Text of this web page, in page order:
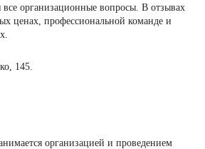
все организационные вопросы. В отзывах
ценах, профессиональной команде и
145.
организацией и проведением